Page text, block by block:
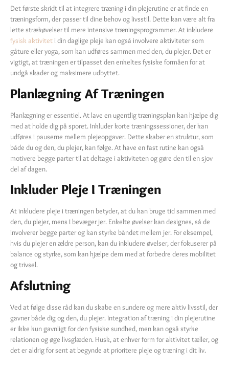
Det første skridt til at integrere træning i din plejerutine er at finde en
træningsform, der passer til dine behov og livsstil. Dette kan være alt fra
lette strækøvelser til mere intensive træningsprogrammer. At inkludere
fysisk aktivitet i din daglige pleje kan også involvere aktiviteter som
gåture eller yoga, som kan udføres sammen med den, du plejer. Det er
vigtigt, at træningen er tilpasset den enkeltes fysiske formåen for at
undgå skader og maksimere udbyttet.
Planlægning Af Træningen
Planlægning er essentiel. At lave en ugentlig træningsplan kan hjælpe dig
med at holde dig på sporet. Inkluder korte træningssessioner, der kan
udføres i pauserne mellem plejeopgaver. Dette skaber en struktur, som
både du og den, du plejer, kan følge. At have en fast rutine kan også
motivere begge parter til at deltage i aktiviteten og gøre den til en sjov
del af dagen.
Inkluder Pleje I Træningen
At inkludere pleje i træningen betyder, at du kan bruge tid sammen med
den, du plejer, mens I bevæger jer. Enkelte øvelser kan designes, så de
involverer begge parter og kan styrke båndet mellem jer. For eksempel,
hvis du plejer en ældre person, kan du inkludere øvelser, der fokuserer på
balance og styrke, som kan hjælpe dem med at forbedre deres mobilitet
og trivsel.
Afslutning
Ved at følge disse råd kan du skabe en sundere og mere aktiv livsstil, der
gavner både dig og den, du plejer. Integration af træning i din plejerutine
er ikke kun gavnligt for den fysiske sundhed, men kan også styrke
relationen og øge livsglæden. Husk, at enhver form for aktivitet tæller, og
det er aldrig for sent at begynde at prioritere pleje og træning i dit liv.